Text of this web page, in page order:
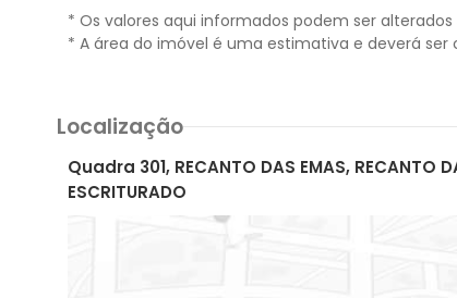
* Os valores aqui informados podem ser
Localização
Quadra 301, RECANTO DAS EMAS,
ESCRITURADO